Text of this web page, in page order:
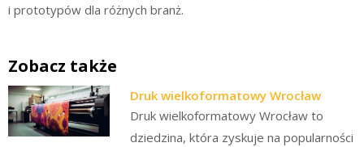
i prototypów dla różnych branż.
Zobacz także
Druk wielkoformatowy Wrocław
Druk wielkoformatowy Wrocław to
dziedzina, która zyskuje na popularności